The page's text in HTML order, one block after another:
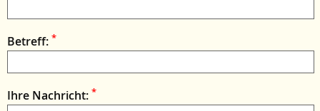
Betreff: *
Ihre Nachricht: *